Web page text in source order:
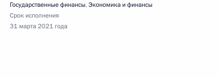
Государственные финансы,Экономика и финансы
Срок исполнения
31 марта 2021 года